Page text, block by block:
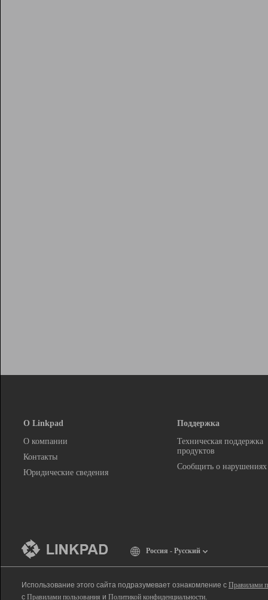
О Linkpad
О компании
Контакты
Юридические сведения
Поддержка
Техническая поддержка
продуктов
Сообщить о нарушениях
Россия - Русский
Использование этого сайта подразумевает ознакомление с Правилами
с Правилами пользования и Политикой конфиденциальности.